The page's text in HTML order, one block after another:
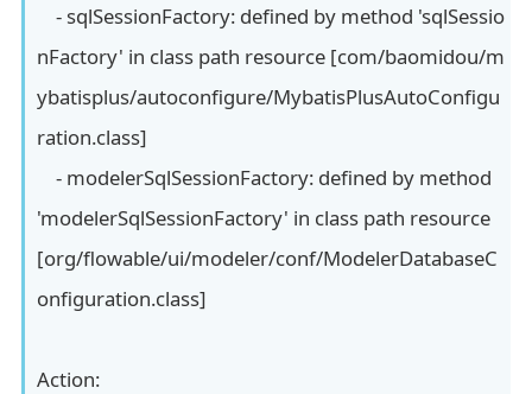
- sqlSessionFactory: defined by method 'sqlSessio
nFactory' in class path resource [com/baomidou/m
ybatisplus/autoconfigure/MybatisPlusAutoConfigu
ration.class]
- modelerSqlSessionFactory: defined by method
'modelerSqlSessionFactory' in class path resource
[org/flowable/ui/modeler/conf/ModelerDatabaseC
onfiguration.class]
Action: